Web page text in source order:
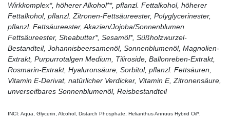
Wirkkomplex*, höherer Alkohol**, pflanzl. Fettalkohol, höherer
Fettalkohol, pflanzl. Zitronen-Fettsäureester, Polyglycerinester,
pflanzl. Fettsäureester, Akazien/Jojoba/Sonnenblumen
Fettsäureester, Sheabutter*, Sesamöl*, Süßholzwurzel-
Bestandteil, Johannisbeersamenöl, Sonnenblumenöl, Magnolien-
Extrakt, Purpurrotalgen Medium, Tiliroside, Ballonreben-Extrakt,
Rosmarin-Extrakt, Hyaluronsäure, Sorbitol, pflanzl. Fettsäuren,
Vitamin E-Derivat, natürlicher Verdicker, Vitamin E, Zitronensäure,
unverseifbares Sonnenblumenöl, Reisbestandteil
INCI: Aqua, Glycerin, Alcohol, Distarch Phosphate, Helianthus Annuus Hybrid Oil*,